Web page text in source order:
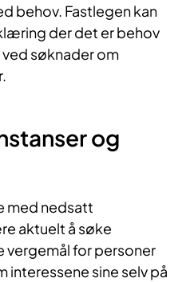
behov. Fastlegen kan
der det er behov
søknader om
og
med nedsatt
aktuelt å søke
vergemål for personer
interessene sine selv på